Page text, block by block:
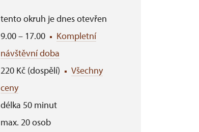
tento okruh je dnes otevřen
9.00 – 17.00
Kompletní
návštěvní doba
220 Kč (dospělí)
Všechny
ceny
délka 50 minut
max. 20 osob